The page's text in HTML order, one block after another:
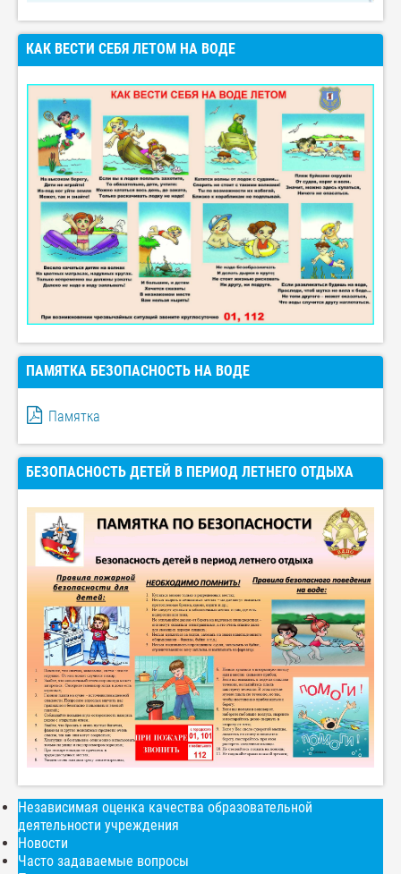
КАК ВЕСТИ СЕБЯ ЛЕТОМ НА ВОДЕ
ПАМЯТКА БЕЗОПАСНОСТЬ НА ВОДЕ
Памятка
БЕЗОПАСНОСТЬ ДЕТЕЙ В ПЕРИОД ЛЕТНЕГО ОТДЫХА
Независимая оценка качества образовательной
деятельности учреждения
Новости
Часто задаваемые вопросы